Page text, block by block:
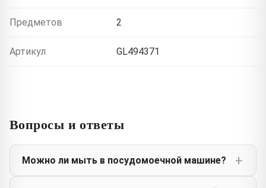
Предметов 2
Артикул GL494371
Вопросы и ответы
Можно ли мыть в посудомоечной машине?